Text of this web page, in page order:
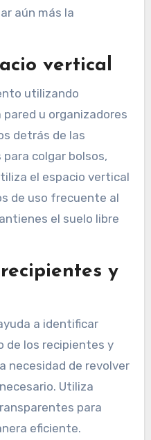
aún más la
vertical
utilizando
u organizadores
detrás de las
colgar bolsos,
el espacio vertical
de uso frecuente al
el suelo libre
y
a identificar
de los recipientes y
necesidad de revolver
Utiliza
para
eficiente.